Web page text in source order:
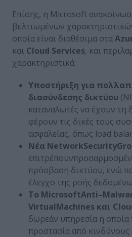
Επίσης, η Microsoft
βελτιωμένων
οποία είναι διαθέσιμα στα
και Cloud Services, και
χαρακτηριστικά:
Υποστήριξη για
διασύνδεσης δικτύου
καταναλωτές να έχουν τη
φέρουν τις δικές τους
ασφαλείας, όπως load
Νέα NetworkSecurity
πρόσβαση δικτύου, ενώ
έλεγχο της ροής
Το MicrosoftAnti–
VirtualMachines και
δωρεάν υπηρεσία η οποία
προστασία από